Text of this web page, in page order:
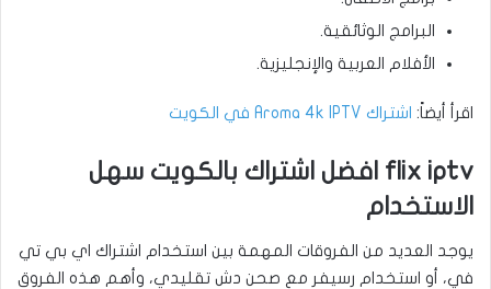
البرامج الوثائقية.
الأفلام العربية والإنجليزية.
اقرأ أيضاً: اشتراك Aroma 4k IPTV في الكويت
flix iptv افضل اشتراك بالكويت سهل
الاستخدام
يوجد العديد من الفروقات المهمة بين استخدام اشتراك اي بي تي
في، أو استخدام رسيفر مع صحن دش تقليدي، وأهم هذه الفروق